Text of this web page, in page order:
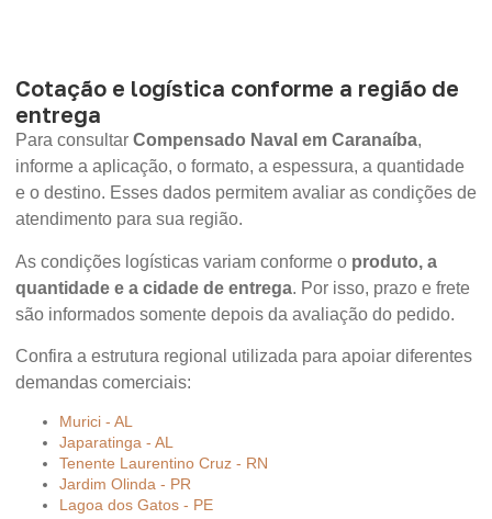
Cotação e logística conforme a região de
entrega
Para consultar Compensado Naval em Caranaíba,
informe a aplicação, o formato, a espessura, a quantidade
e o destino. Esses dados permitem avaliar as condições de
atendimento para sua região.
As condições logísticas variam conforme o produto, a
quantidade e a cidade de entrega. Por isso, prazo e frete
são informados somente depois da avaliação do pedido.
Confira a estrutura regional utilizada para apoiar diferentes
demandas comerciais:
Murici - AL
Japaratinga - AL
Tenente Laurentino Cruz - RN
Jardim Olinda - PR
Lagoa dos Gatos - PE